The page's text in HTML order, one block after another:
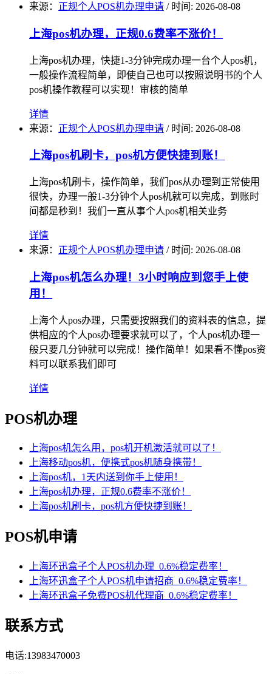
来源： 正规个人POS机办理申请 / 时间: 2026-08-08
上海pos机办理，正规0.6费率不涨价！
上海pos机办理，快捷1-3分钟完成办理一台个人pos机，
一般操作流程简单，即使自己也可以按照说明书的个人
pos机操作教程可以实现！审核的简单
详情
来源： 正规个人POS机办理申请 / 时间: 2026-08-08
上海pos机刷卡，pos机方便快捷到账！
上海pos机刷卡，操作简单，我们pos从办理到正常使用
很快，办理一般1-3分钟个人pos机就可以完成，到账时
间都是秒到！我们一直从事个人pos机相关业务
详情
来源： 正规个人POS机办理申请 / 时间: 2026-08-08
上海pos机怎么办理！3小时响应到您手上使
用！
上海个人pos办理，只需要按照我们的资料表的信息，提
供相应的个人pos办理要求就可以了，个人pos机办理一
般只要几分钟就可以完成！操作简单！如果看不懂pos资
料可以联系我们即可
详情
POS机办理
上海pos机怎么用，pos机开机激活就可以了！
上海移动pos机，便携式pos机随身携带！
上海pos机，1天内送到你手上使用！
上海pos机办理，正规0.6费率不涨价！
上海pos机刷卡，pos机方便快捷到账！
POS机申请
上海环迅盒子个人POS机办理_0.6%稳定费率！
上海环迅盒子个人POS机申请招商_0.6%稳定费率！
上海环迅盒子免费POS机代理商_0.6%稳定费率！
联系方式
电话:13983470003